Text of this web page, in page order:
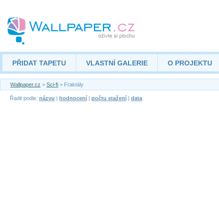
PŘIDAT TAPETU VLASTNÍ GALERIE O PROJEKTU
Wallpaper.cz > Sci-fi > Fraktály
Řadit podle: názvu | hodnocení | počtu stažení | data